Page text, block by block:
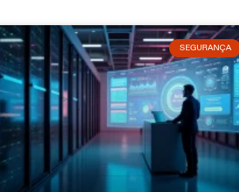
SEGURANÇA